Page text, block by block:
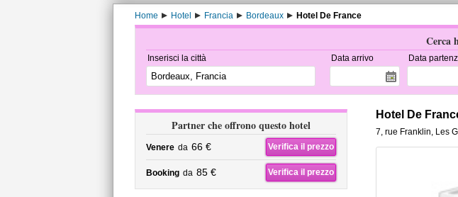
Home Hotel Francia Bordeaux Hotel De France
Cerca
Inserisci la città Data arrivo Data
Partner che offrono questo hotel
Venere da 66 € Verifica il prezzo
Booking da 85 € Verifica il prezzo
Hotel De
7, rue Franklin, Les